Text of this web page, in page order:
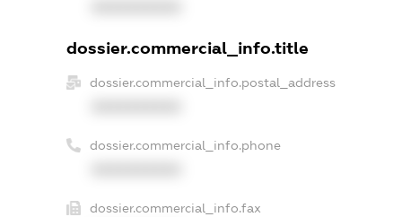
dossier.commercial_info.title
dossier.commercial_info.postal_address
dossier.commercial_info.phone
dossier.commercial_info.fax